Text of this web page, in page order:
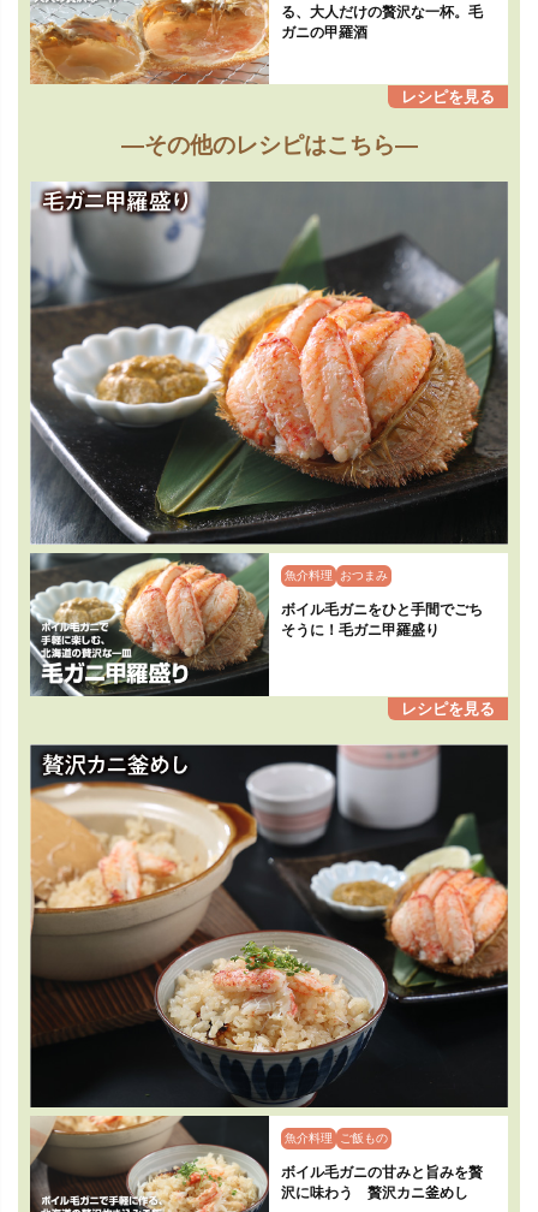
る、大人だけの贅沢な一杯。毛
ガニの甲羅酒
—その他のレシピはこちら—
魚介料理 おつまみ
ボイル毛ガニをひと手間でごち
そうに！毛ガニ甲羅盛り
魚介料理 ご飯もの
ボイル毛ガニの甘みと旨みを贅
沢に味わう 贅沢カニ釜めし